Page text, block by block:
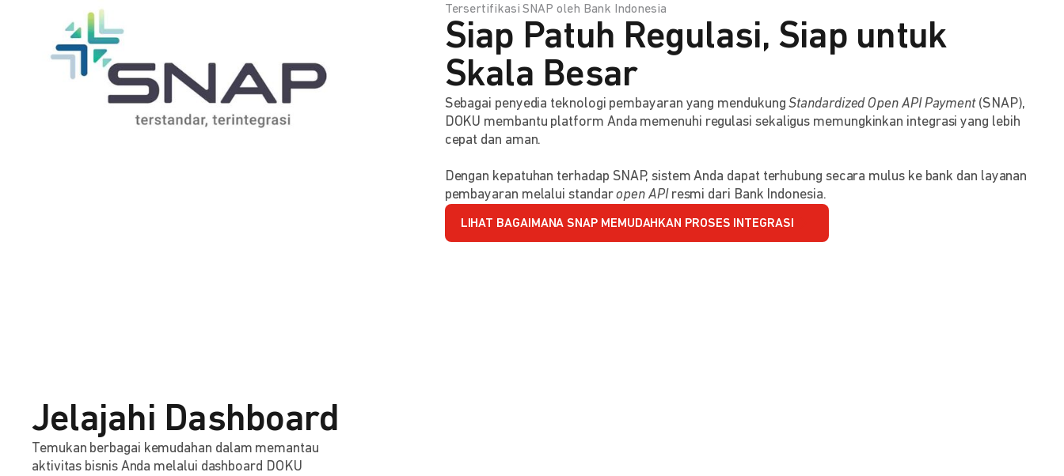
Tersertifikasi SNAP oleh Bank Indonesia
Siap Patuh Regulasi, Siap untuk
Skala Besar
Sebagai penyedia teknologi pembayaran yang mendukungStandardized Open API Payment(SNAP),
DOKU membantu platform Anda memenuhi regulasi sekaligus memungkinkan integrasi yang lebih
cepat dan aman.
Dengan kepatuhan terhadap SNAP, sistem Anda dapat terhubung secara mulus ke bank dan layanan
pembayaran melalui standaropen APIresmi dari Bank Indonesia.
LIHAT BAGAIMANA SNAP MEMUDAHKAN PROSES INTEGRASI
Jelajahi Dashboard
Temukan berbagai kemudahan dalam memantau
aktivitas bisnis Anda melalui dashboard DOKU